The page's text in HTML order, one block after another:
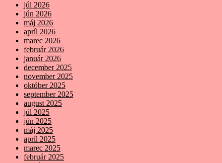
júl 2026
jún 2026
máj 2026
apríl 2026
marec 2026
február 2026
január 2026
december 2025
november 2025
október 2025
september 2025
august 2025
júl 2025
jún 2025
máj 2025
apríl 2025
marec 2025
február 2025